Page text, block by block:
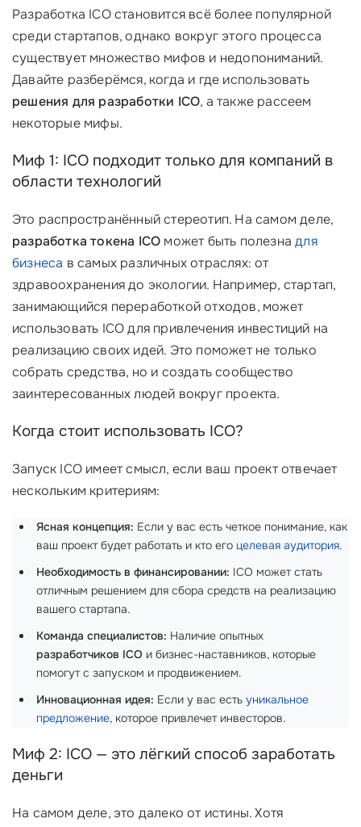
Разработка ICO становится всё более популярной
среди стартапов, однако вокруг этого процесса
существует множество мифов и недопониманий.
Давайте разберёмся, когда и где использовать
решения для разработки ICO, а также рассеем
некоторые мифы.
Миф 1: ICO подходит только для компаний в
области технологий
Это распространённый стереотип. На самом деле,
разработка токена ICO может быть полезнадля
бизнеса в самых различных отраслях: от
здравоохранения до экологии. Например, стартап,
занимающийся переработкой отходов, может
использовать ICO для привлечения инвестиций на
реализацию своих идей. Это поможет не только
собрать средства, но и создать сообщество
заинтересованных людей вокруг проекта.
Когда стоит использовать ICO?
Запуск ICO имеет смысл, если ваш проект отвечает
нескольким критериям:
Ясная концепция: Если у вас есть четкое понимание, как
ваш проект будет работать и кто его целевая аудитория.
Необходимость в финансировании: ICO может стать
отличным решением для сбора средств на реализацию
вашего стартапа.
Команда специалистов: Наличие опытных
разработчиков ICO и бизнес-наставников, которые
помогут с запуском и продвижением.
Инновационная идея: Если у вас есть уникальное
предложение, которое привлечет инвесторов.
Миф 2: ICO — это лёгкий способ заработать
деньги
На самом деле, это далеко от истины. Хотя